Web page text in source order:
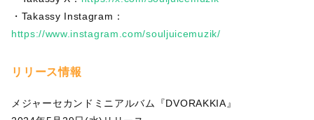
・Takassy Instagram：
https://www.instagram.com/souljuicemuzik/
リリース情報
メジャーセカンドミニアルバム『DVORAKKIA』